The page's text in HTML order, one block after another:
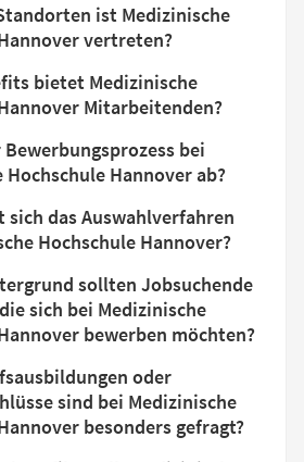
ist Medizinische
vertreten?
bietet Medizinische
Mitarbeitenden?
bei
Hochschule Hannover ab?
sich das Auswahlverfahren
Hochschule Hannover?
sollten Jobsuchende
sich bei Medizinische
bewerben möchten?
oder
sind bei Medizinische
besonders gefragt?